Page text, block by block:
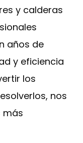
y calderas
años de
y eficiencia
los
nos
más